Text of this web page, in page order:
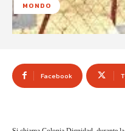
MONDO
Facebook